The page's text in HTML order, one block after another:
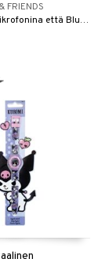
FRIENDS
Toimii sekä mikrofonina että Bluetooth-kaiuttimena.